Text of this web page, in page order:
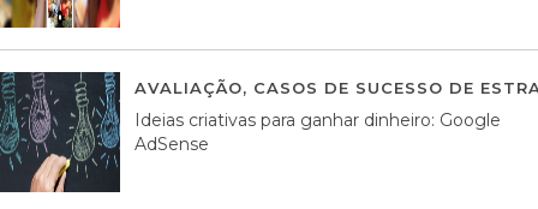
AVALIAÇÃO, CASOS DE SUCESSO DE
Ideias criativas para ganhar dinheiro: Google
AdSense